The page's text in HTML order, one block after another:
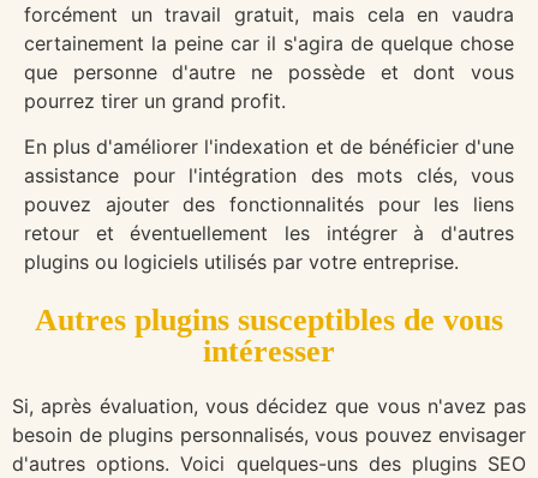
forcément un travail gratuit, mais cela en vaudra
certainement la peine car il s'agira de quelque chose
que personne d'autre ne possède et dont vous
pourrez tirer un grand profit.
En plus d'améliorer l'indexation et de bénéficier d'une
assistance pour l'intégration des mots clés, vous
pouvez ajouter des fonctionnalités pour les liens
retour et éventuellement les intégrer à d'autres
plugins ou logiciels utilisés par votre entreprise.
Autres plugins susceptibles de vous
intéresser
Si, après évaluation, vous décidez que vous n'avez pas
besoin de plugins personnalisés, vous pouvez envisager
d'autres options. Voici quelques-uns des plugins SEO